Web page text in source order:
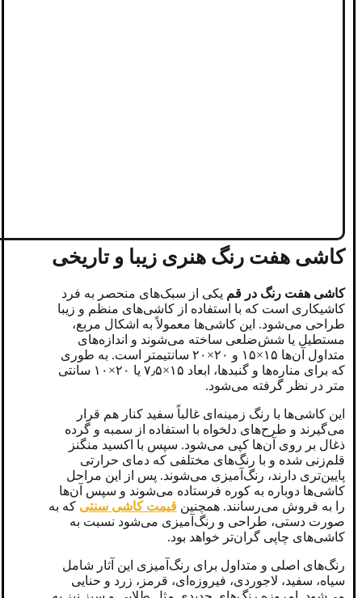
کاشی هفت رنگ هنری زیبا و تاریخی
کاشی هفت رنگ در قم یکی از سبک‌های منحصر به فرد
کاشیکاری است که با استفاده از کاشی‌های منظم و زیبا
طراحی می‌شود. این کاشی‌ها معمولاً به اشکال مربع،
مستطیل یا شش‌ضلعی ساخته می‌شوند و اندازه‌های
متداول آن‌ها ۱۵×۱۵ و ۲۰×۲۰ سانتیمتر است. به طوری
که برای مناره‌ها و گنبدها، ابعاد ۱۵×۷٫۵ یا ۲۰×۱۰ سانتی
متر در نظر گرفته می‌شود.
این کاشی‌ها با رنگ زمینه‌ای غالباً سفید کنار هم قرار
می‌گیرند و طرح‌های دلخواه با استفاده از سمبه و گرده
ذغال بر روی آن‌ها کپی می‌شود. سپس با اکسید منگنز
قلم‌زنی شده و با رنگ‌های مختلفی که دمای حرارتی
پایین‌تری دارند، رنگ‌آمیزی می‌شوند. پس از این مراحل
کاشی‌ها دوباره به کوره فرستاده می‌شوند و سپس آن‌ها
را به فروش می‌رسانند. همچنین قیمت کاشی سنتی که به
صورت دستی، طراحی و رنگ‌آمیزی می‌شود نسبت به
کاشی‌های چاپی گران‌تر خواهد بود.
رنگ‌های اصلی و متداول برای رنگ‌آمیزی این آثار شامل
سیاه، سفید، لاجوردی، فیروزه‌ای، قرمز، زرد و حنایی